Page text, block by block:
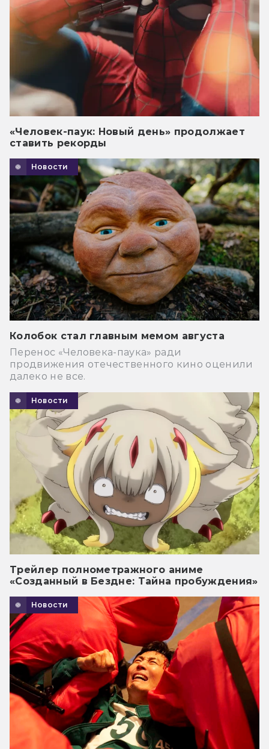
«Человек-паук: Новый день» продолжает
ставить рекорды
Новости
Колобок стал главным мемом августа
Перенос «Человека-паука» ради
продвижения отечественного кино оценили
далеко не все.
Новости
Трейлер полнометражного аниме
«Созданный в Бездне: Тайна пробуждения»
Новости